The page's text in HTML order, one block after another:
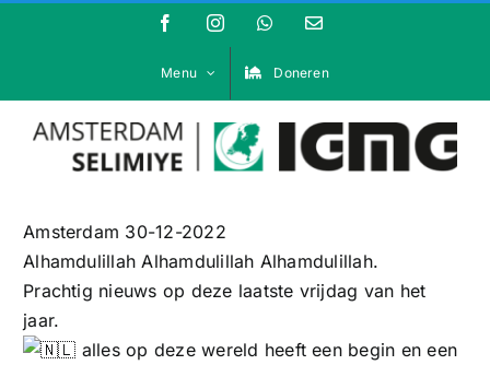
FacebookInstagramWhatsApp
E-
Menu Doneren
Amsterdam 30-12-2022
Alhamdulillah Alhamdulillah Alhamdulillah.
Prachtig nieuws op deze laatste vrijdag van het
jaar.
alles op deze wereld heeft een begin en een